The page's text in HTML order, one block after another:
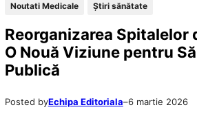
Noutati Medicale Ştiri sănătate
Reorganizarea Spitalelor
O Nouă Viziune pentru
Publică
Posted byEchipa Editoriala–6 martie 2026